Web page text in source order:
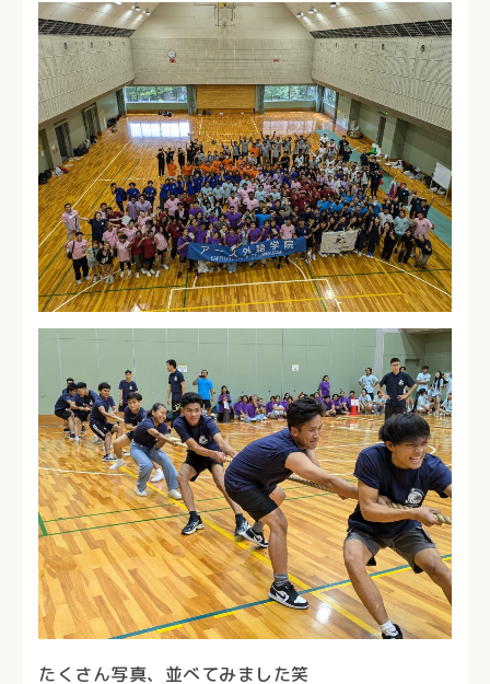
たくさん写真、並べてみました笑